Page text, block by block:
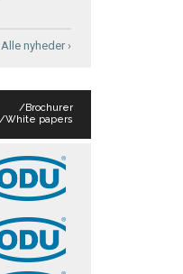
Alle nyheder ›
/Brochurer
/White papers